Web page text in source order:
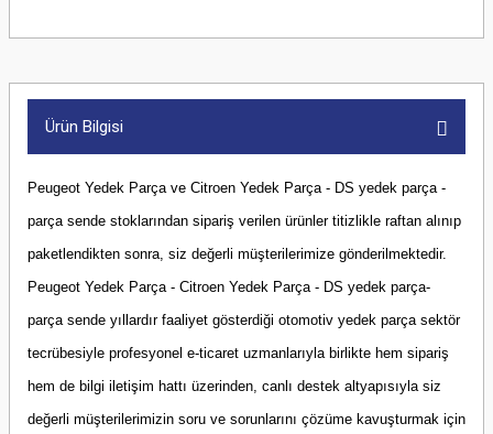
Ürün Bilgisi
Peugeot Yedek Parça ve Citroen Yedek Parça - DS yedek parça -
parça sende stoklarından sipariş verilen ürünler titizlikle raftan alınıp
paketlendikten sonra, siz değerli müşterilerimize gönderilmektedir.
Peugeot Yedek Parça - Citroen Yedek Parça - DS yedek parça-
parça sende yıllardır faaliyet gösterdiği otomotiv yedek parça sektör
tecrübesiyle profesyonel e-ticaret uzmanlarıyla birlikte hem sipariş
hem de bilgi iletişim hattı üzerinden, canlı destek altyapısıyla siz
değerli müşterilerimizin soru ve sorunlarını çözüme kavuşturmak için